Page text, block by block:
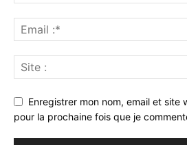
Enregistrer mon nom, email et site
pour la prochaine fois que je